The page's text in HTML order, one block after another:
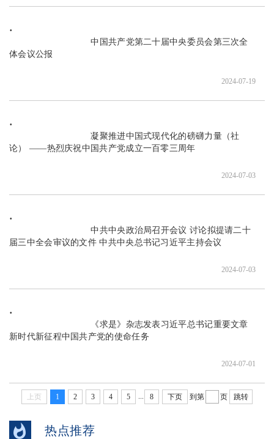
                               中国共产党第二十届中央委员会第三次全
体会议公报
2024-07-19
                               凝聚推进中国式现代化的磅礴力量（社
论） ——热烈庆祝中国共产党成立一百零三周年
2024-07-03
                               中共中央政治局召开会议 讨论拟提请二十
届三中全会审议的文件 中共中央总书记习近平主持会议
2024-07-03
新时代新征程中国共产党的使命任务
2024-07-01
上页 1 2 3 4 5 8 下页 到第 页 跳转
热点推荐